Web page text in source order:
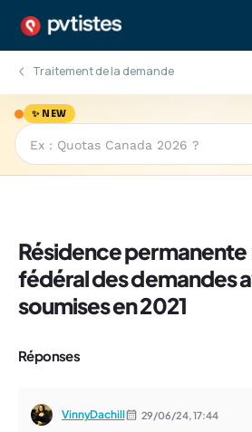
Traitement de la demande
✨ NEW
Résidence
fédéral des demandes
soumises en 2021
Réponses
VinnyDachill 29/06/24,17:44